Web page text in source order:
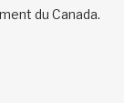
du Canada.